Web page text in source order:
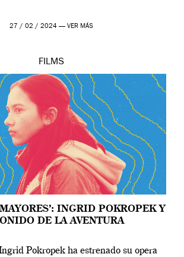
27 / 02 / 2024 — VER MÁS
FILMS
INGRID POKROPEK Y
DE LA AVENTURA
Pokropek ha estrenado su opera